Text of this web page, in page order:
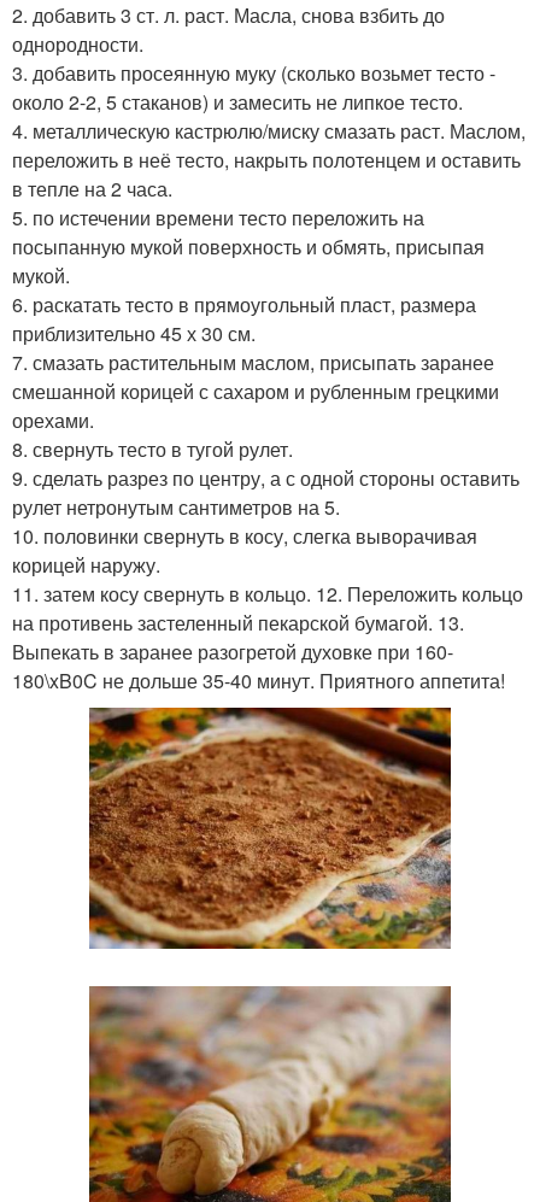
2. добавить 3 ст. л. раст. Масла, снова взбить до
однородности.
3. добавить просеянную муку (сколько возьмет тесто -
около 2-2, 5 стаканов) и замесить не липкое тесто.
4. металлическую кастрюлю/миску смазать раст. Маслом,
переложить в неё тесто, накрыть полотенцем и оставить
в тепле на 2 часа.
5. по истечении времени тесто переложить на
посыпанную мукой поверхность и обмять, присыпая
мукой.
6. раскатать тесто в прямоугольный пласт, размера
приблизительно 45 х 30 см.
7. смазать растительным маслом, присыпать заранее
смешанной корицей с сахаром и рубленным грецкими
орехами.
8. свернуть тесто в тугой рулет.
9. сделать разрез по центру, а с одной стороны оставить
рулет нетронутым сантиметров на 5.
10. половинки свернуть в косу, слегка выворачивая
корицей наружу.
11. затем косу свернуть в кольцо. 12. Переложить кольцо
на противень застеленный пекарской бумагой. 13.
Выпекать в заранее разогретой духовке при 160-
180\xB0C не дольше 35-40 минут. Приятного аппетита!